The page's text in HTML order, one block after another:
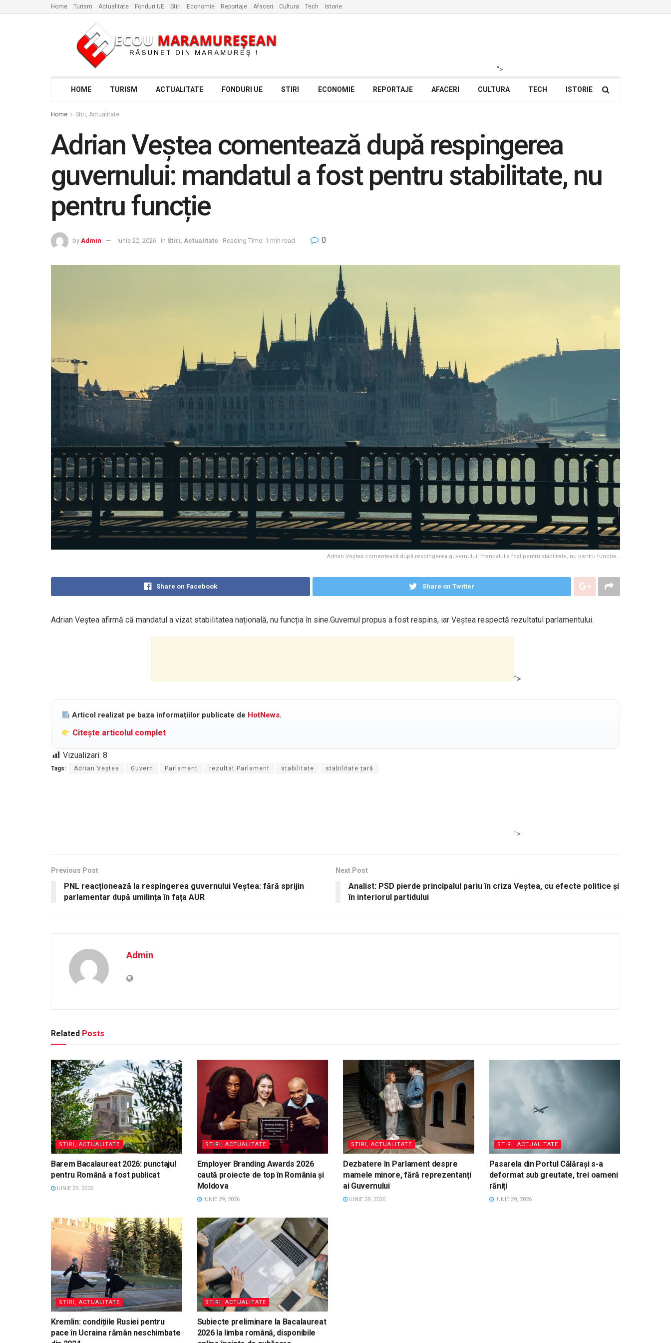
Home Turism Actualitate Fonduri UE Stiri Economie Reportaje Afaceri Cultura Tech Istorie
">
HOME TURISM ACTUALITATE FONDURI UE STIRI ECONOMIE REPORTAJE AFACERI CULTURA TECH ISTORIE
Home Stiri, Actualitate
Adrian Veștea comentează după respingerea
guvernului: mandatul a fost pentru stabilitate, nu
pentru funcție
by Admin iunie 22, 2026 in Stiri, Actualitate Reading Time: 1 min read 0
Adrian Veștea comentează după respingerea guvernului: mandatul a fost pentru stabilitate, nu pentru funcție…
Share on Facebook Share on Twitter
Adrian Veștea afirmă că mandatul a vizat stabilitatea națională, nu funcția în sine.Guvernul propus a fost respins, iar Veștea respectă rezultatul parlamentului.
">
Articol realizat pe baza informațiilor publicate de HotNews.
Citește articolul complet
Vizualizari: 8
Tags: Adrian Veștea Guvern Parlament rezultat Parlament stabilitate stabilitate țară
">
Previous Post
PNL reacționează la respingerea guvernului Veștea: fără sprijin
parlamentar după umilința în fața AUR
Next Post
Analist: PSD pierde principalul pariu în criza Veștea, cu efecte politice și
în interiorul partidului
Admin
Related Posts
STIRI, ACTUALITATE
Barem Bacalaureat 2026: punctajul
pentru Română a fost publicat
IUNIE 29, 2026
STIRI, ACTUALITATE
Employer Branding Awards 2026
caută proiecte de top în România și
Moldova
IUNIE 29, 2026
STIRI, ACTUALITATE
Dezbatere în Parlament despre
mamele minore, fără reprezentanți
ai Guvernului
IUNIE 29, 2026
STIRI, ACTUALITATE
Pasarela din Portul Călărași s-a
deformat sub greutate, trei oameni
răniți
IUNIE 29, 2026
STIRI, ACTUALITATE
Kremlin: condițiile Rusiei pentru
pace în Ucraina rămân neschimbate
STIRI, ACTUALITATE
Subiecte preliminare la Bacalaureat
2026 la limba română, disponibile